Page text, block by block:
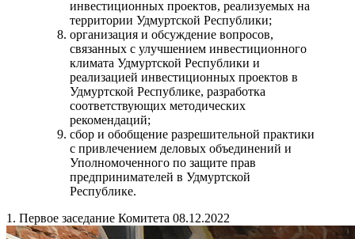
инвестиционных проектов, реализуемых на
территории Удмуртской Республики;
организация и обсуждение вопросов,
связанных с улучшением инвестиционного
климата Удмуртской Республики и
реализацией инвестиционных проектов в
Удмуртской Республике, разработка
соответствующих методических
рекомендаций;
сбор и обобщение разрешительной практики
с привлечением деловых объединений и
Уполномоченного по защите прав
предпринимателей в Удмуртской
Республике.
1. Первое заседание Комитета 08.12.2022